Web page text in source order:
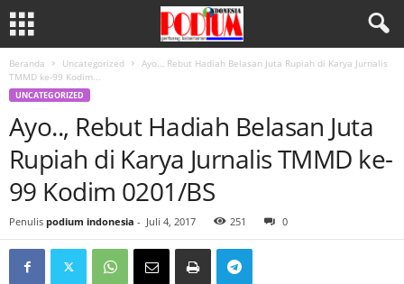
Beranda Uncategorized
Ayo.., Rebut Hadiah Belasan Juta Rupiah di Karya Jurnalis
TMMD ke-99 Kodim...
UNCATEGORIZED
Ayo.., Rebut Hadiah Belasan Juta
Rupiah di Karya Jurnalis TMMD ke-
99 Kodim 0201/BS
Penulis podium indonesia - Juli 4, 2017 251 0